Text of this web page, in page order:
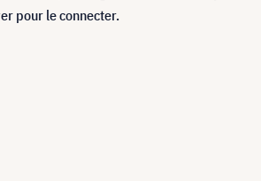
pour le connecter.